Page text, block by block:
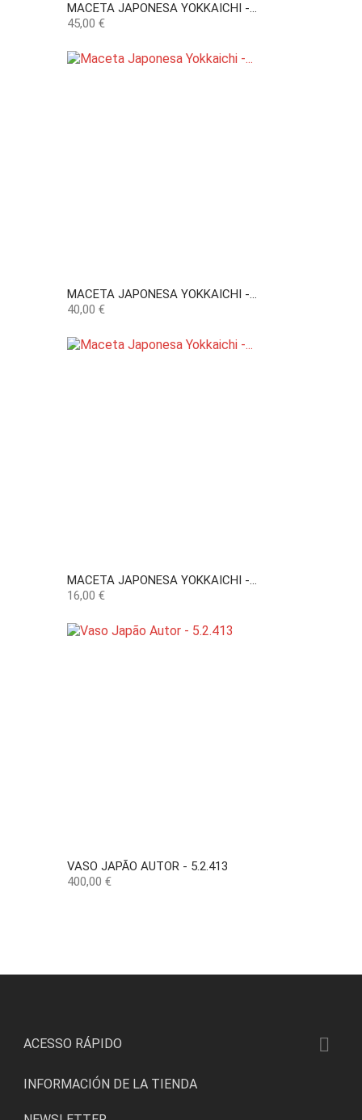
MACETA JAPONESA YOKKAICHI -...
Precio
45,00 €
MACETA JAPONESA YOKKAICHI -...
Precio
40,00 €
MACETA JAPONESA YOKKAICHI -...
Precio
16,00 €
VASO JAPÃO AUTOR - 5.2.413
Precio
400,00 €
ACESSO RÁPIDO 
INFORMACIÓN DE LA TIENDA